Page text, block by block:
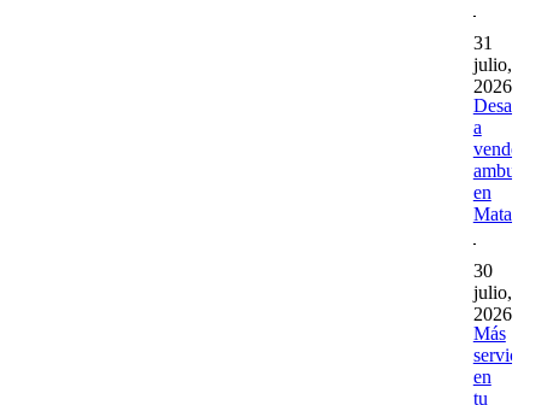
a
en
31
julio,
2026
Más
servicios
en
tu
30
julio,
2026